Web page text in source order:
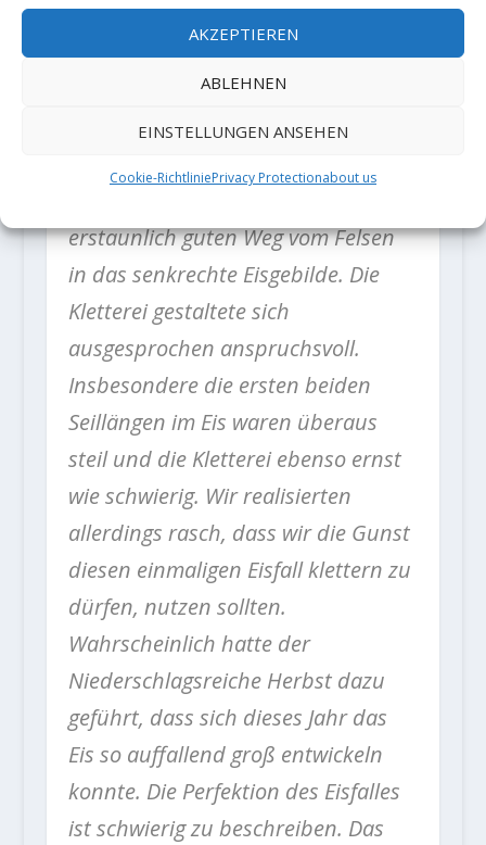
AKZEPTIEREN
ABLEHNEN
EINSTELLUNGEN ANSEHEN
Cookie-RichtliniePrivacy Protectionabout us
eines gewaltigen Eisfalles, der
hinsichtlich Ausgesetztheit, Struktur
und Ambiente alles zu übertreffen
schien, was wir in unseren
erstaunlich guten Weg vom Felsen
in das senkrechte Eisgebilde. Die
Kletterei gestaltete sich
ausgesprochen anspruchsvoll.
Insbesondere die ersten beiden
Seillängen im Eis waren überaus
steil und die Kletterei ebenso ernst
wie schwierig. Wir realisierten
allerdings rasch, dass wir die Gunst
diesen einmaligen Eisfall klettern zu
dürfen, nutzen sollten.
Wahrscheinlich hatte der
Niederschlagsreiche Herbst dazu
geführt, dass sich dieses Jahr das
Eis so auffallend groß entwickeln
konnte. Die Perfektion des Eisfalles
ist schwierig zu beschreiben. Das